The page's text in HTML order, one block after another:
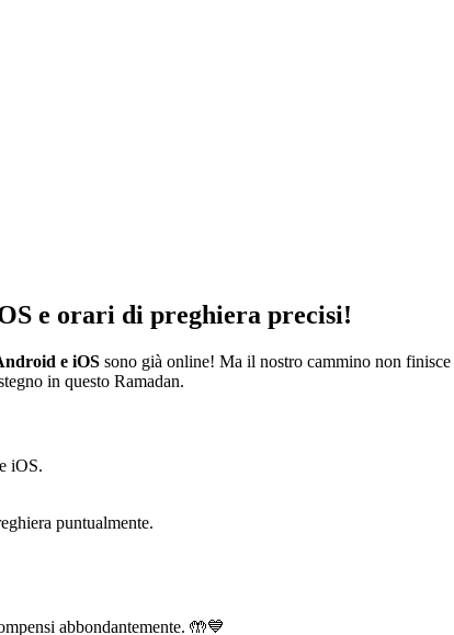
e orari di preghiera precisi!
e iOS sono già online! Ma il nostro cammino non
in questo Ramadan.
iOS.
puntualmente.
abbondantemente. 🤲💙